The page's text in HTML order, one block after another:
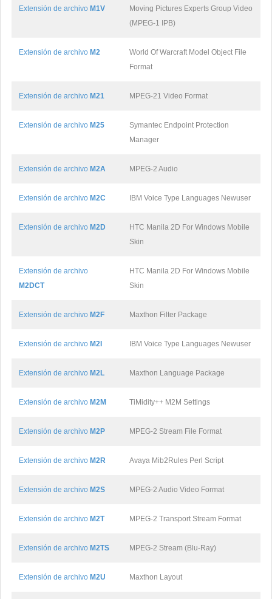
Extensión de archivo M1V
Moving Pictures Experts Group Video
(MPEG-1 IPB)
Extensión de archivo M2
World Of Warcraft Model Object File
Format
Extensión de archivo M21 MPEG-21 Video Format
Extensión de archivo M25
Symantec Endpoint Protection
Manager
Extensión de archivo M2A MPEG-2 Audio
Extensión de archivo M2C IBM Voice Type Languages Newuser
Extensión de archivo M2D
HTC Manila 2D For Windows Mobile
Skin
Extensión de archivo
M2DCT
HTC Manila 2D For Windows Mobile
Skin
Extensión de archivo M2F Maxthon Filter Package
Extensión de archivo M2I IBM Voice Type Languages Newuser
Extensión de archivo M2L Maxthon Language Package
Extensión de archivo M2M TiMidity++ M2M Settings
Extensión de archivo M2P MPEG-2 Stream File Format
Extensión de archivo M2R Avaya Mib2Rules Perl Script
Extensión de archivo M2S MPEG-2 Audio Video Format
Extensión de archivo M2T MPEG-2 Transport Stream Format
Extensión de archivo M2TS MPEG-2 Stream (Blu-Ray)
Extensión de archivo M2U Maxthon Layout